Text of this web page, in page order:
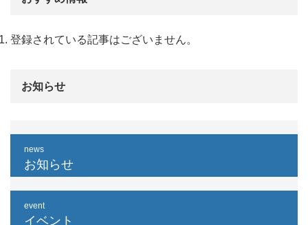
登録されている記事はございません。
お知らせ
news
お知らせ
event
イベント